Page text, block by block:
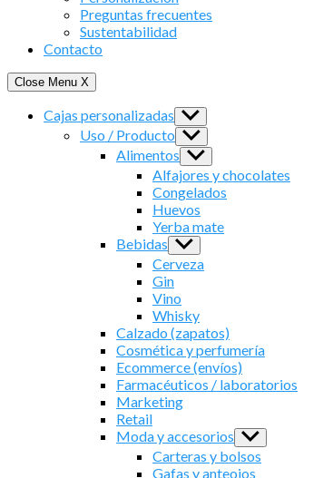
Preguntas frecuentes
Sustentabilidad
Contacto
Close Menu X
Cajas personalizadas Show
sub
menu
Uso / Producto Show
sub
menu
Alimentos Show
sub
menu
Alfajores y chocolates
Congelados
Huevos
Yerba mate
Bebidas Show
sub
menu
Cerveza
Gin
Vino
Whisky
Calzado (zapatos)
Cosmética y perfumería
Ecommerce (envíos)
Farmacéuticos / laboratorios
Marketing
Retail
Moda y accesorios Show
sub
menu
Carteras y bolsos
Gafas y anteojos